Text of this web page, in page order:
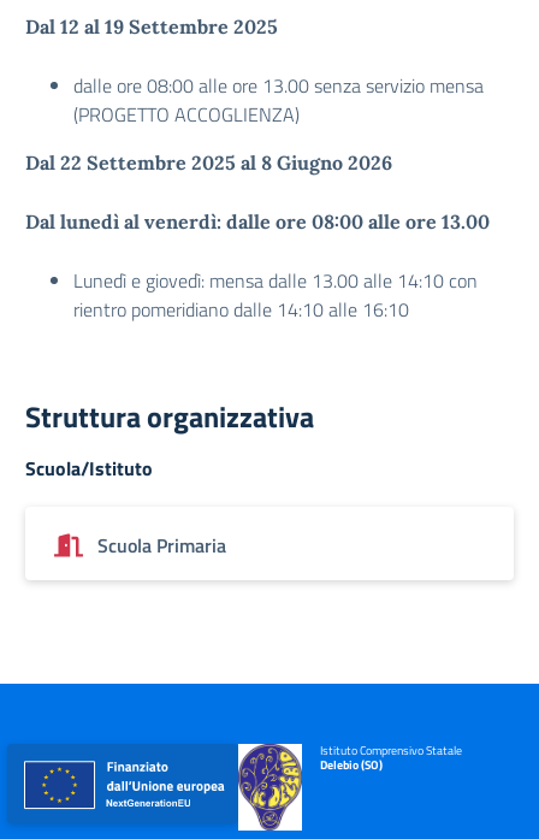
Dal 12 al 19 Settembre 2025
dalle ore 08:00 alle ore 13.00 senza servizio mensa
(PROGETTO ACCOGLIENZA)
Dal 22 Settembre 2025 al 8 Giugno 2026
Dal lunedì al venerdì: dalle ore 08:00 alle ore 13.00
Lunedì e giovedì: mensa dalle 13.00 alle 14:10 con
rientro pomeridiano dalle 14:10 alle 16:10
Struttura organizzativa
Scuola/Istituto
Scuola Primaria
Istituto Comprensivo Statale
Delebio (SO)